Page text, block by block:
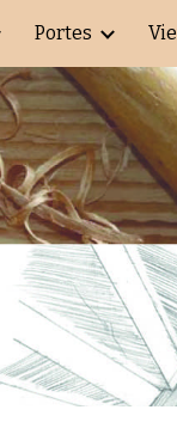
Portes